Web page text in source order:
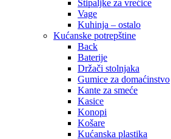
Štipaljke za vrećice
Vage
Kuhinja – ostalo
Kućanske potrepštine
Back
Baterije
Držači stolnjaka
Gumice za domaćinstvo
Kante za smeće
Kasice
Konopi
Košare
Kućanska plastika